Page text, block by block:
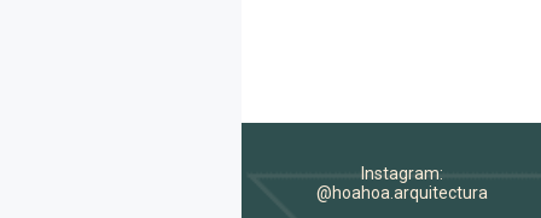
Instagram:
@hoahoa.arquitectura